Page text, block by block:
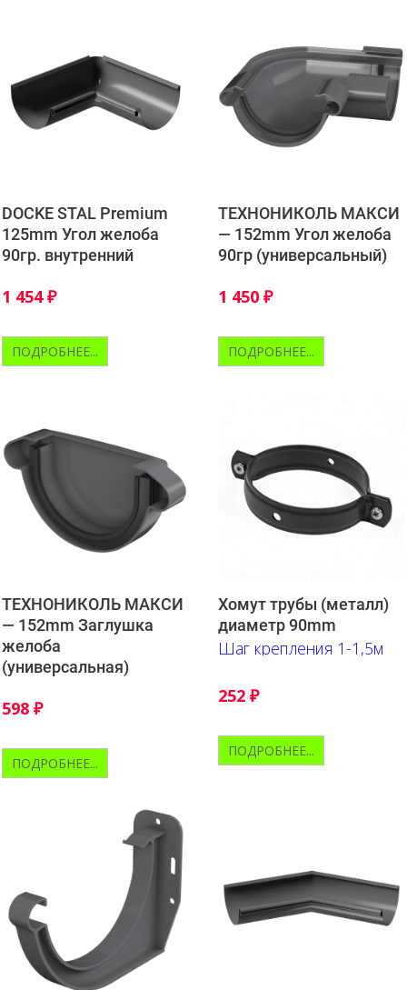
DOCKE STAL Premium
125mm Угол желоба
90гр. внутренний
1 454₽
ПОДРОБНЕЕ...
ТЕХНОНИКОЛЬ МАКСИ
— 152mm Угол желоба
90гр (универсальный)
1 450 ₽
ПОДРОБНЕЕ...
ТЕХНОНИКОЛЬ МАКСИ
— 152mm Заглушка
желоба
(универсальная)
598 ₽
ПОДРОБНЕЕ...
Хомут трубы (металл)
диаметр 90mm
Шаг крепления 1-1,5м
252 ₽
ПОДРОБНЕЕ...